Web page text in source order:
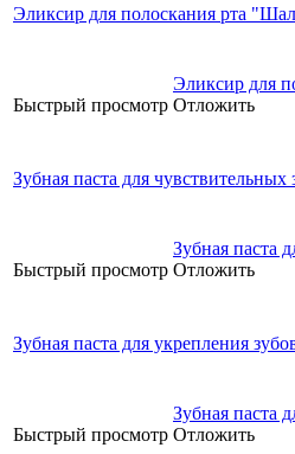
Эликсир для полоскания рта
Быстрый просмотр
Эликсир для
Отложить
Зубная паста для
Быстрый просмотр
Зубная паста
Отложить
Зубная паста для укрепления
Быстрый просмотр
Зубная паста
Отложить